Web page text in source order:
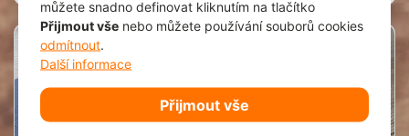
můžete snadno definovat kliknutím na tlačítko
Přijmout vše nebo můžete používání souborů cookies
odmítnout.
Další informace
Přijmout vše